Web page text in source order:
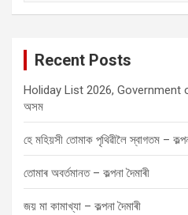
Recent Posts
Holiday List 2026, Government of
অসম
হে মহিয়সী তোমাক পৃথিৱীলৈ স্বাগতম –
তোমাৰ অবৰ্তমানত – কল্পনা দৈমাৰী
জয় মা কামাখ্যা – কল্পনা দৈমাৰী